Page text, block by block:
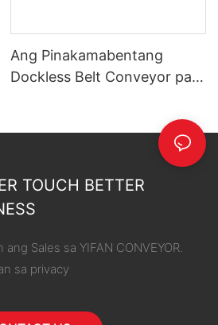
Ang Pinakamabentang
Dockless Belt Conveyor para
TOUCH BETTER
ang Sales sa YIFAN CONVEYOR.
sa privacy